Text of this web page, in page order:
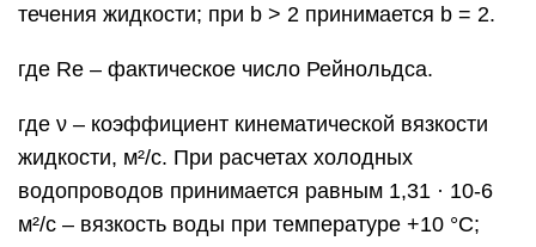
течения жидкости; при b > 2 принимается b = 2.
где Re – фактическое число Рейнольдса.
где ν – коэффициент кинематической вязкости
жидкости, м²/с. При расчетах холодных
водопроводов принимается равным 1,31 · 10-6
м²/с – вязкость воды при температуре +10 °С;